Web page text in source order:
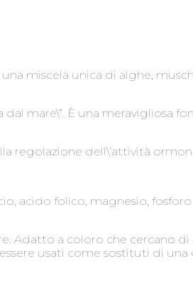
miscela unica di alghe,
mare\”. È una meravigliosa
regolazione dell\’attività
acido folico, magnesio,
Adatto a coloro che cercano
usati come sostituti di